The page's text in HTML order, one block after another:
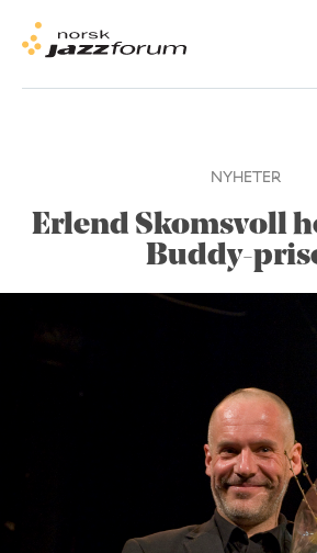
NYHETER
Erlend Skomsvoll
Buddy-